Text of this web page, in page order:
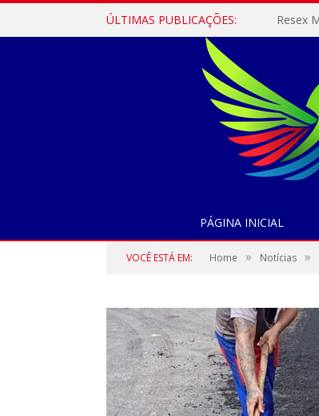
ÚLTIMAS PUBLICAÇÕES:
PÁGINA INICIAL
VOCÊ ESTÁ EM: Home » Notícias »